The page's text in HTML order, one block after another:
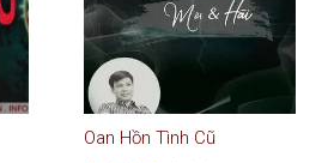
Oan Hồn Tình Cũ